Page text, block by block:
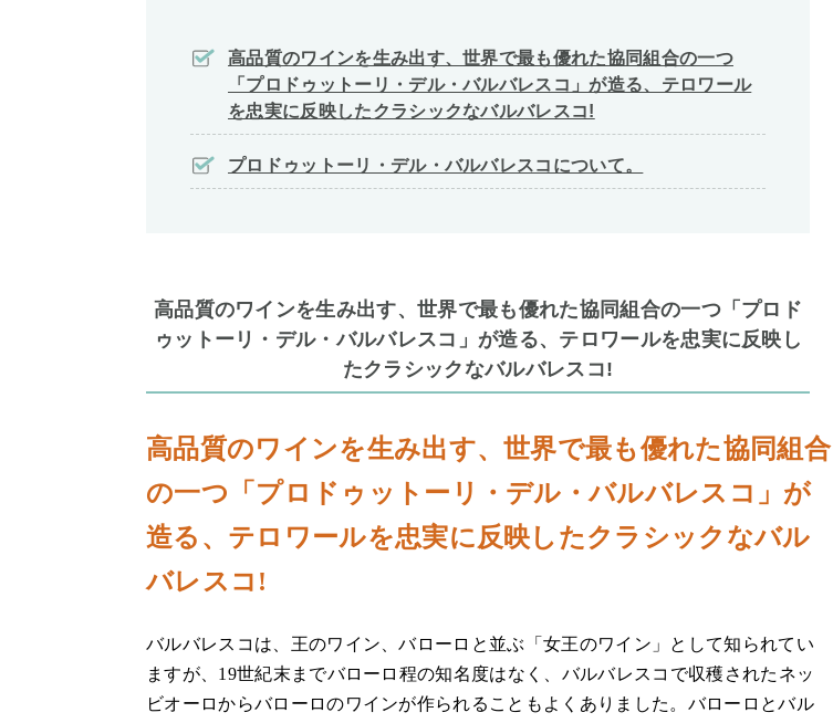
高品質のワインを生み出す、世界で最も優れた協同組合の一つ
「プロドゥットーリ・デル・バルバレスコ」が造る、テロワール
を忠実に反映したクラシックなバルバレスコ!
プロドゥットーリ・デル・バルバレスコについて。
高品質のワインを生み出す、世界で最も優れた協同組合の一つ「プロド
ゥットーリ・デル・バルバレスコ」が造る、テロワールを忠実に反映し
たクラシックなバルバレスコ!
高品質のワインを生み出す、世界で最も優れた協同組合
の一つ「プロドゥットーリ・デル・バルバレスコ」が
造る、テロワールを忠実に反映したクラシックなバル
バレスコ!
バルバレスコは、王のワイン、バローロと並ぶ「女王のワイン」として知られてい
ますが、19世紀末までバローロ程の知名度はなく、バルバレスコで収穫されたネッ
ビオーロからバローロのワインが作られることもよくありました。バローロとバル